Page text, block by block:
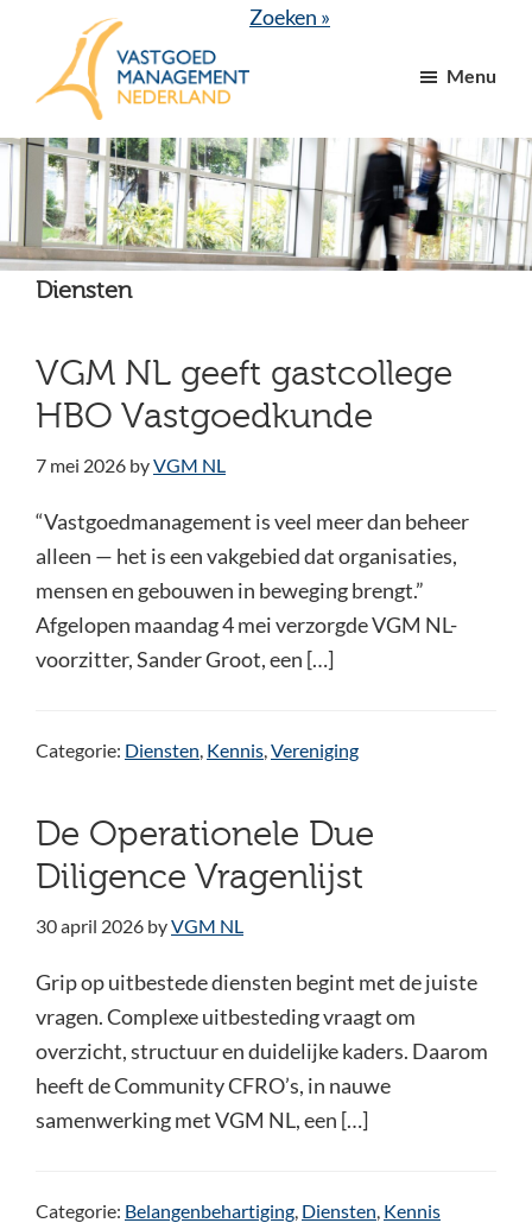
inhoud
VGM
NL
dé
branchevereniging
voor
vastgoed-
en
Zoeken »
Menu
Diensten
VGM NL geeft gastcollege
HBO Vastgoedkunde
7 mei 2026 byVGM NL
“Vastgoedmanagement is veel meer dan beheer
alleen — het is een vakgebied dat organisaties,
mensen en gebouwen in beweging brengt.”
Afgelopen maandag 4 mei verzorgde VGM NL-
voorzitter, Sander Groot, een […]
Categorie: Diensten, Kennis,Vereniging
De Operationele Due
Diligence Vragenlijst
30 april 2026 byVGM NL
Grip op uitbestede diensten begint met de juiste
vragen. Complexe uitbesteding vraagt om
overzicht, structuur en duidelijke kaders. Daarom
heeft de Community CFRO’s, in nauwe
samenwerking met VGM NL, een […]
Categorie: Belangenbehartiging, Diensten, Kennis